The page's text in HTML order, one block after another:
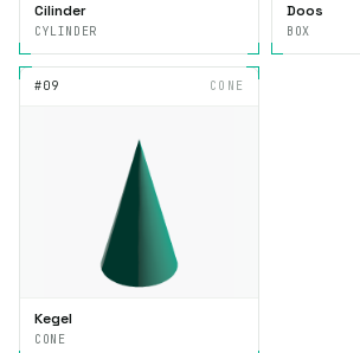
Cilinder
CYLINDER
Doos
BOX
#09 CONE
Kegel
CONE